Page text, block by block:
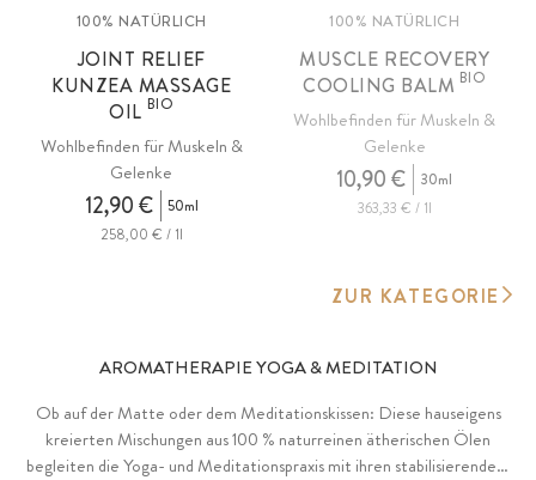
100% NATÜRLICH
JOINT RELIEF
KUNZEA MASSAGE
OILBIO
Wohlbefinden für Muskeln &
Gelenke
12,90 €
50ml
258,00 € / 1l
100% NATÜRLICH
MUSCLE RECOVERY
COOLING BALM BIO
Wohlbefinden für Muskeln &
Gelenke
10,90 €
30ml
363,33 € / 1l
ZUR KATEGORIE
AROMATHERAPIE YOGA & MEDITATION
Ob auf der Matte oder dem Meditationskissen: Diese hauseigens
kreierten Mischungen aus 100 % naturreinen ätherischen Ölen
begleiten die Yoga- und Meditationspraxis mit ihren stabilisierenden,